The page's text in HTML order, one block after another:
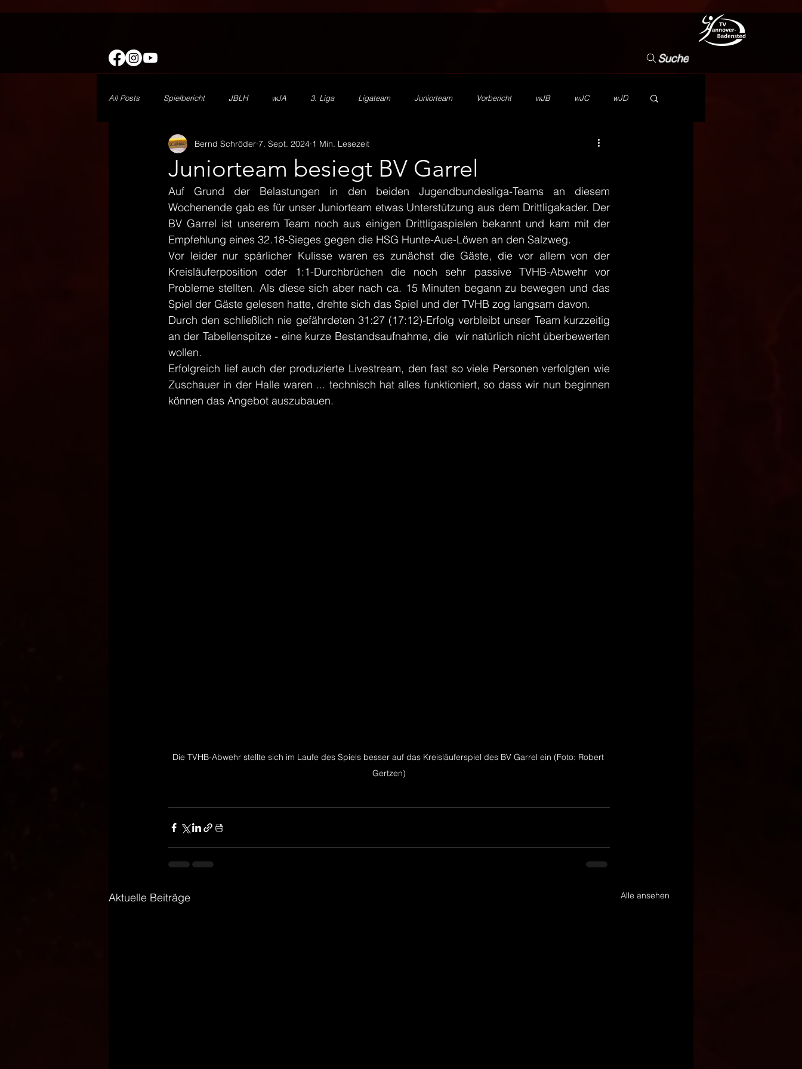
Suche
All Posts Spielbericht JBLH wJA 3. Liga Ligateam Juniorteam Vorbericht wJB wJC wJD
Minis 1. Herren 2. Herren mJA mJB Vorstand
DHB Vorbericht SR Zn/S Ehrenamt Beachhandball Förderverein Wettbewerb TVHB
Juniorteam besiegt BV Garrel
Bernd Schröder 7. Sept. 2024 1 Min. Lesezeit
Auf Grund der Belastungen in den beiden Jugendbundesliga-Teams an diesem
Wochenende gab es für unser Juniorteam etwas Unterstützung aus dem Drittligakader. Der
BV Garrel ist unserem Team noch aus einigen Drittligaspielen bekannt und kam mit der
Empfehlung eines 32.18-Sieges gegen die HSG Hunte-Aue-Löwen an den Salzweg.
Vor leider nur spärlicher Kulisse waren es zunächst die Gäste, die vor allem von der
Kreisläuferposition oder 1:1-Durchbrüchen die noch sehr passive TVHB-Abwehr vor
Probleme stellten. Als diese sich aber nach ca. 15 Minuten begann zu bewegen und das
Spiel der Gäste gelesen hatte, drehte sich das Spiel und der TVHB zog langsam davon.
Durch den schließlich nie gefährdeten 31:27 (17:12)-Erfolg verbleibt unser Team kurzzeitig
an der Tabellenspitze - eine kurze Bestandsaufnahme, die  wir natürlich nicht überbewerten
wollen.
Erfolgreich lief auch der produzierte Livestream, den fast so viele Personen verfolgten wie
Zuschauer in der Halle waren ... technisch hat alles funktioniert, so dass wir nun beginnen
können das Angebot auszubauen.
Die TVHB-Abwehr stellte sich im Laufe des Spiels besser auf das Kreisläuferspiel des BV Garrel ein (Foto: Robert
Gertzen)
Aktuelle Beiträge Alle ansehen